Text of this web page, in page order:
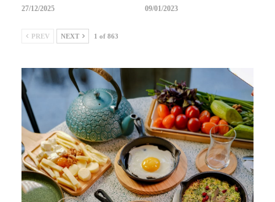
27/12/2025 09/01/2023
PREV NEXT 1 of 863